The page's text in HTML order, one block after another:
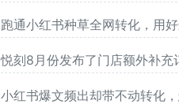
跑通小红书种草全网转化，用
悦刻8月份发布了门店额外补
小红书爆文频出却带不动转化